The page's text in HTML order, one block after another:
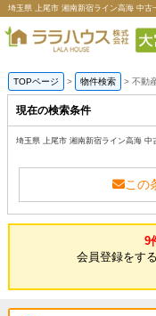
埼玉県 上尾市 湘南新宿ライン高海 中
TOPページ > 物件検索 > 不動
現在の検索条件
埼玉県 上尾市 湘南新宿ライン高海 中
この
9
会員登録をす